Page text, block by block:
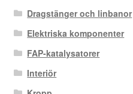
Dragstänger och linbanor
Elektriska komponenter
FAP-katalysatorer
Interiör